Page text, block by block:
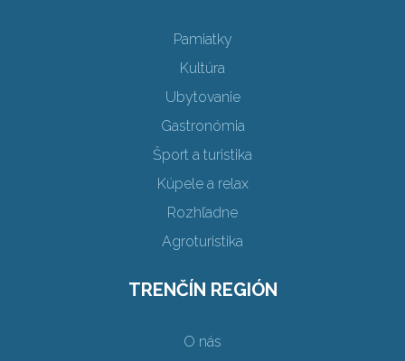
Pamiatky
Kultúra
Ubytovanie
Gastronómia
Šport a turistika
Kúpele a relax
Rozhľadne
Agroturistika
TRENČÍN REGIÓN
O nás